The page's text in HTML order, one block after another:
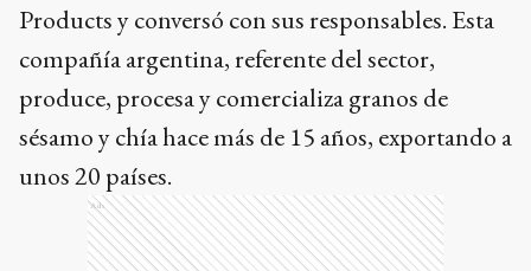
Products y conversó con sus responsables. Esta
compañía argentina, referente del sector,
produce, procesa y comercializa granos de
sésamo y chía hace más de 15 años, exportando a
unos 20 países.
Ads